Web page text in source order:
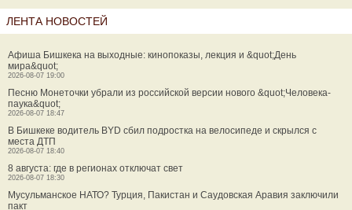
ЛЕНТА НОВОСТЕЙ
Афиша Бишкека на выходные: кинопоказы, лекция и &quot;День
мира&quot;
2026-08-07 19:00
Песню Монеточки убрали из российской версии нового &quot;Человека-
паука&quot;
2026-08-07 18:47
В Бишкеке водитель BYD сбил подростка на велосипеде и скрылся с
места ДТП
2026-08-07 18:40
8 августа: где в регионах отключат свет
2026-08-07 18:30
Мусульманское НАТО? Турция, Пакистан и Саудовская Аравия заключили
пакт